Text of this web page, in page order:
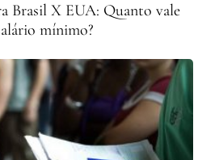
Brasil X EUA: Quanto vale
mínimo?